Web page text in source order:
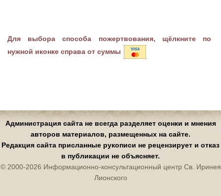
Для выбора способа пожертвования, щёлкните по
нужной иконке справа от суммы
Администрация сайта не всегда разделяет оценки и мнения
авторов материалов, размещенных на сайте.
Редакция сайта присланные рукописи не рецензирует и отказ
в публикации не объясняет.
© 2000-2026 Информационно-консультационный центр Св. Иринея
Лионского